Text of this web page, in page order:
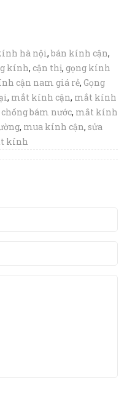
hà nội,bán kính cận,
kính, cận thị, gọng kính
cận nam giá rẻ, Gọng
, mắt kính cận, mắt kính
bám nước, mắt kính
, mua kính cận, sửa
kính